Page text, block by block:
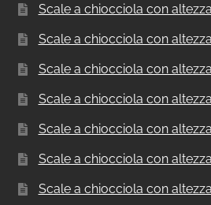
Scale a chiocciola con
Scale a chiocciola con
Scale a chiocciola con
Scale a chiocciola con
Scale a chiocciola con
Scale a chiocciola con
Scale a chiocciola con